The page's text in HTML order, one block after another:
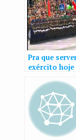
Pra que
exército hoje